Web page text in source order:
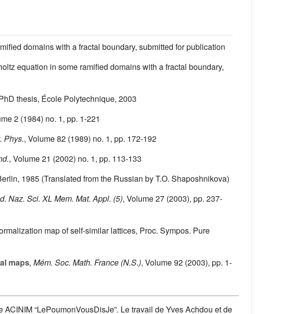
domains with a fractal boundary, submitted for publication
equation in some ramified domains with a fractal boundary,
thesis, École Polytechnique, 2003
2 (1984) no. 1, pp. 1-221
Phys., Volume 82 (1989) no. 1, pp. 172-192
, Volume 21 (2002) no. 1, pp. 113-133
1985 (Translated from the Russian by T.O. Shaposhnikova)
Naz. Sci. XL Mem. Mat. Appl. (5), Volume 27 (2003), pp. 237-
map of self-similar lattices, Proc. Sympos. Pure
maps, Mém. Soc. Math. France (N.S.), Volume 92 (2003), pp. 1-
“LePoumonVousDisJe”. Le travail de Yves Achdou et de